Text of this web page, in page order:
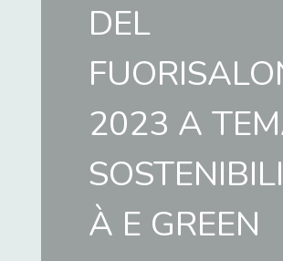
DEL
2023 A
À E GREEN